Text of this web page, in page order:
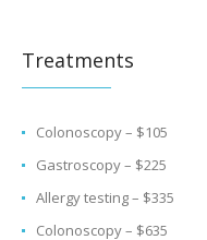
Treatments
Colonoscopy – $105
Gastroscopy – $225
Allergy testing – $335
Colonoscopy – $635